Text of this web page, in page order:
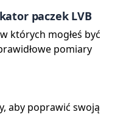
paczek LVB
których mogłeś być
pomiary
aby poprawić swoją